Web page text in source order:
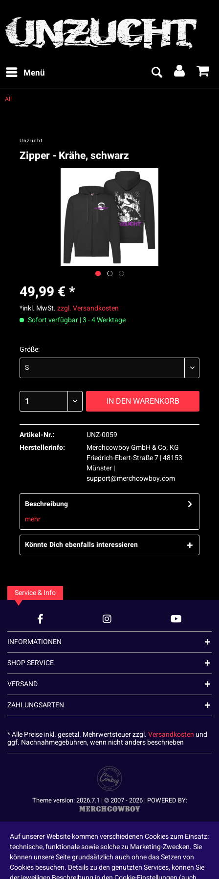
Menü
All
Unzucht
Zipper - Krähe, schwarz
49,99 € *
*inkl. MwSt.zzgl. Versandkosten
Sofort verfügbar | 3 - 4 Werktage
Größe:
IN DEN WARENKORB
Artikel-Nr.:
UNZ-0059
Herstellerinfo:
Merchcowboy GmbH & Co. KG
Friedrich-Ebert-Straße 7 | 48153
Münster |
support@merchcowboy.com
Beschreibung
mehr
Könnte Dich ebenfalls interessieren
Service & Info
INFORMATIONEN
SHOP SERVICE
VERSAND
ZAHLUNGSARTEN
* Alle Preise inkl. gesetzl. Mehrwertsteuer zzgl.Versandkosten und
ggf. Nachnahmegebühren, wenn nicht anders beschrieben
Theme version: 2026.7.1 | © 2007 - 2026 | POWERED BY:
Auf unserer Website kommen verschiedenen Cookies zum Einsatz:
technische, funktionale sowie solche zu Marketing-Zwecken. Sie
können unsere Seite grundsätzlich auch ohne das Setzen von
Cookies besuchen. Details zu den genutzten Services, können Sie